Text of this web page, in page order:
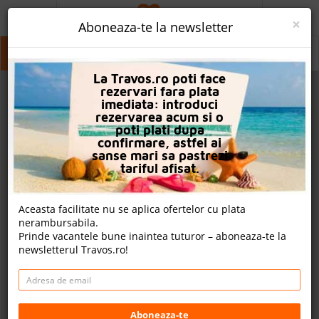
Turcia Turcia Turcia
PROMO
CAUTA REZERVARE
OFERTA PERSONALIZATA
DESPRE NOI
LOGIN
CAZARE
CHARTER AVION
CAZARE + AUTOCAR
CONTACT
×
Aboneaza-te la newsletter
La Travos.ro poti face
rezervari fara plata
imediata: introduci
rezervarea acum si o
poti plati dupa
confirmare, astfel ai
sanse mari sa pastrezi
tariful afisat.
Aceasta facilitate nu se aplica ofertelor cu plata
nerambursabila.
Prinde vacantele bune inaintea tuturor – aboneaza-te la
newsletterul Travos.ro!
Aboneaza-te